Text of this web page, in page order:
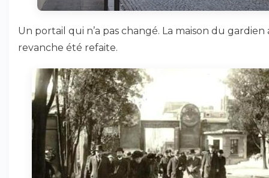
Un portail qui n’a pas changé. La maison du gardien
revanche été refaite.